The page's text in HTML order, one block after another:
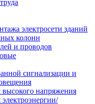
электросети зданий
колонн
и проводов
сигнализации и
напряжения